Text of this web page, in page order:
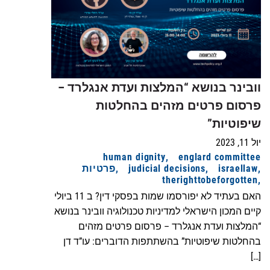
וובינר בנושא “המלצות ועדת אנגלרד –
פרסום פרטים מזהים בהחלטות
שיפוטיות”
יול 11, 2023
englard committee
human dignity
israellaw
judicial decisions
פרטיות
therighttobeforgotten
האם בעתיד לא יפורסמו שמות בפסקי דין? ב 11 ביולי
קיים המכון הישראלי למדיניות טכנולוגיה וובינר בנושא
“המלצות ועדת אנגלרד – פרסום פרטים מזהים
בהחלטות שיפוטיות” בהשתתפות הדוברים: עו”ד דן
[…]